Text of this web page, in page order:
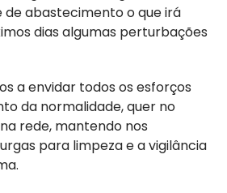
abastecimento o que irá
dias algumas perturbações
a envidar todos os esforços
da normalidade, quer no
rede, mantendo nos
para limpeza e a vigilância